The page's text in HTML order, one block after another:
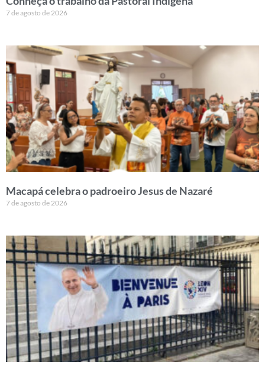
7 de agosto de 2026
Macapá celebra o padroeiro Jesus de Nazaré
7 de agosto de 2026